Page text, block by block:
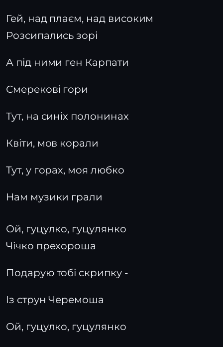
Гей, над плаєм, над високим
Розсипались зорі
А під ними ген Карпати
Смерекові гори
Тут, на синіх полонинах
Квіти, мов корали
Тут, у горах, моя любко
Нам музики грали
Ой, гуцулко, гуцулянко
Чічко прехороша
Подарую тобі скрипку -
Із струн Черемоша
Ой, гуцулко, гуцулянко